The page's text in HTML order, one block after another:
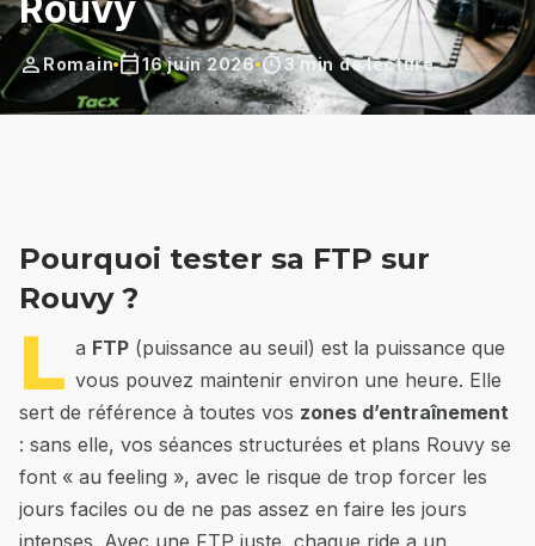
personRomain calendar_today16 juin 2026 timer3 min de lecture
Pourquoi tester sa FTP sur
Rouvy ?
L a FTP (puissance au seuil) est la puissance que
vous pouvez maintenir environ une heure. Elle
sert de référence à toutes vos zones d’entraînement
: sans elle, vos séances structurées et plans Rouvy se
font « au feeling », avec le risque de trop forcer les
jours faciles ou de ne pas assez en faire les jours
intenses. Avec une FTP juste, chaque ride a un